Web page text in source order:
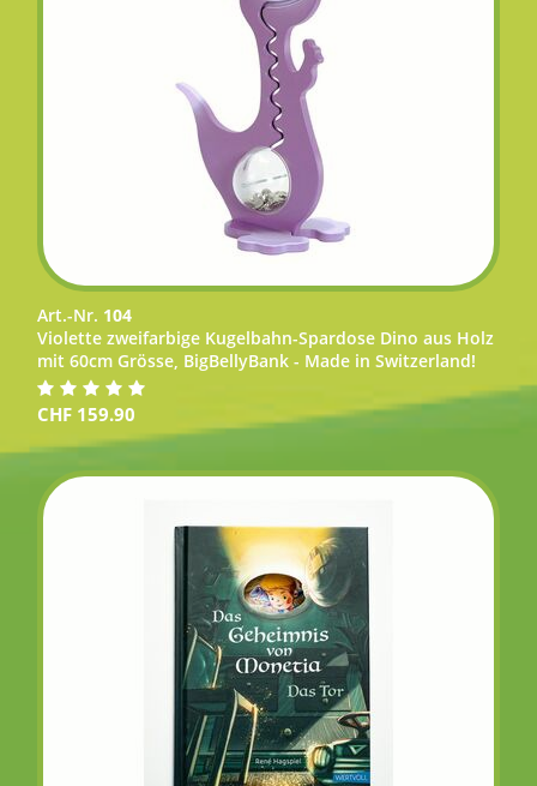
Art.-Nr. 104
Violette zweifarbige Kugelbahn-Spardose Dino aus Holz
mit 60cm Grösse, BigBellyBank - Made in Switzerland!
CHF 159.90